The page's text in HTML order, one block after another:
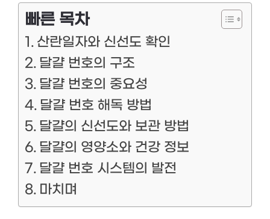
빠른 목차
산란일자와 신선도 확인
달걀 번호의 구조
달걀 번호의 중요성
달걀 번호 해독 방법
달걀의 신선도와 보관 방법
달걀의 영양소와 건강 정보
달걀 번호 시스템의 발전
마치며